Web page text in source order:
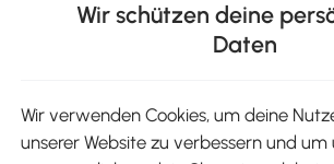
Wir schützen deine
Daten
Wir verwenden Cookies, um deine
unserer Website zu verbessern und